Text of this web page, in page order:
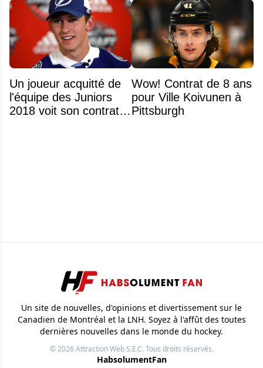
Un joueur acquitté de
l'équipe des Juniors
2018 voit son contrat
Wow! Contrat de 8 ans
pour Ville Koivunen à
Pittsburgh
Un site de nouvelles, d'opinions et divertissement sur le
Canadien de Montréal et la LNH. Soyez à l'affût des toutes
dernières nouvelles dans le monde du hockey.
© 2026Attraction Web S.E.C.Tous droits réservés.
HabsolumentFan